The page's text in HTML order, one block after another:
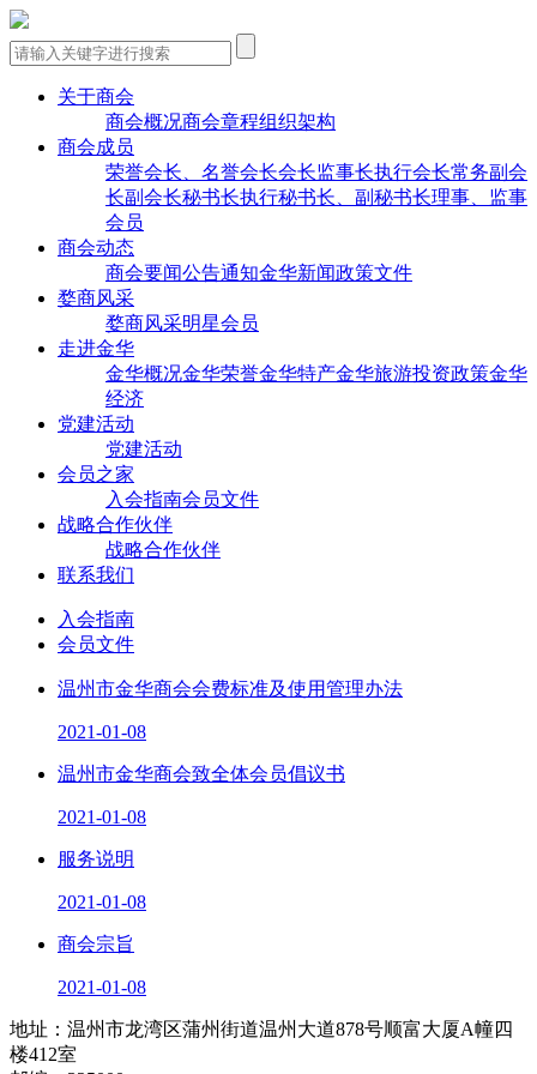
关于商会
商会概况商会章程组织架构
商会成员
荣誉会长、名誉会长会长监事长执行会长常务副会
长副会长秘书长执行秘书长、副秘书长理事、监事
会员
商会动态
商会要闻公告通知金华新闻政策文件
婺商风采
婺商风采明星会员
走进金华
金华概况金华荣誉金华特产金华旅游投资政策金华
经济
党建活动
党建活动
会员之家
入会指南会员文件
战略合作伙伴
战略合作伙伴
联系我们
入会指南
会员文件
温州市金华商会会费标准及使用管理办法
2021-01-08
温州市金华商会致全体会员倡议书
2021-01-08
服务说明
2021-01-08
商会宗旨
2021-01-08
地址：温州市龙湾区蒲州街道温州大道878号顺富大厦A幢四
楼412室